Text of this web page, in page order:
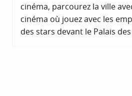
cinéma, parcourez la ville
cinéma où jouez avec les
des stars devant le Palais